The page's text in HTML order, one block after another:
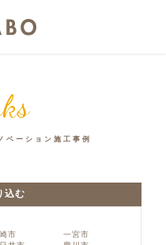
ベーション施工事例
込む
市
一宮市